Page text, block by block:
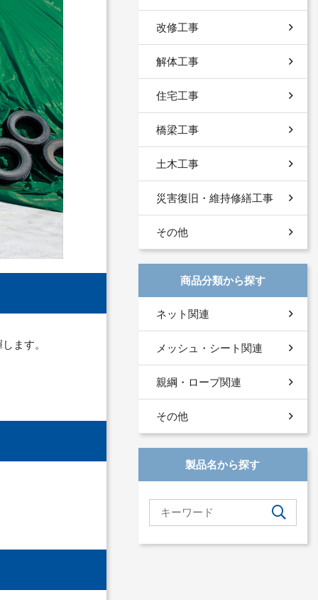
ます。
改修工事
解体工事
住宅工事
橋梁工事
土木工事
災害復旧・維持修繕工事
その他
商品分類から探す
ネット関連
メッシュ・シート関連
親綱・ロープ関連
その他
製品名から探す